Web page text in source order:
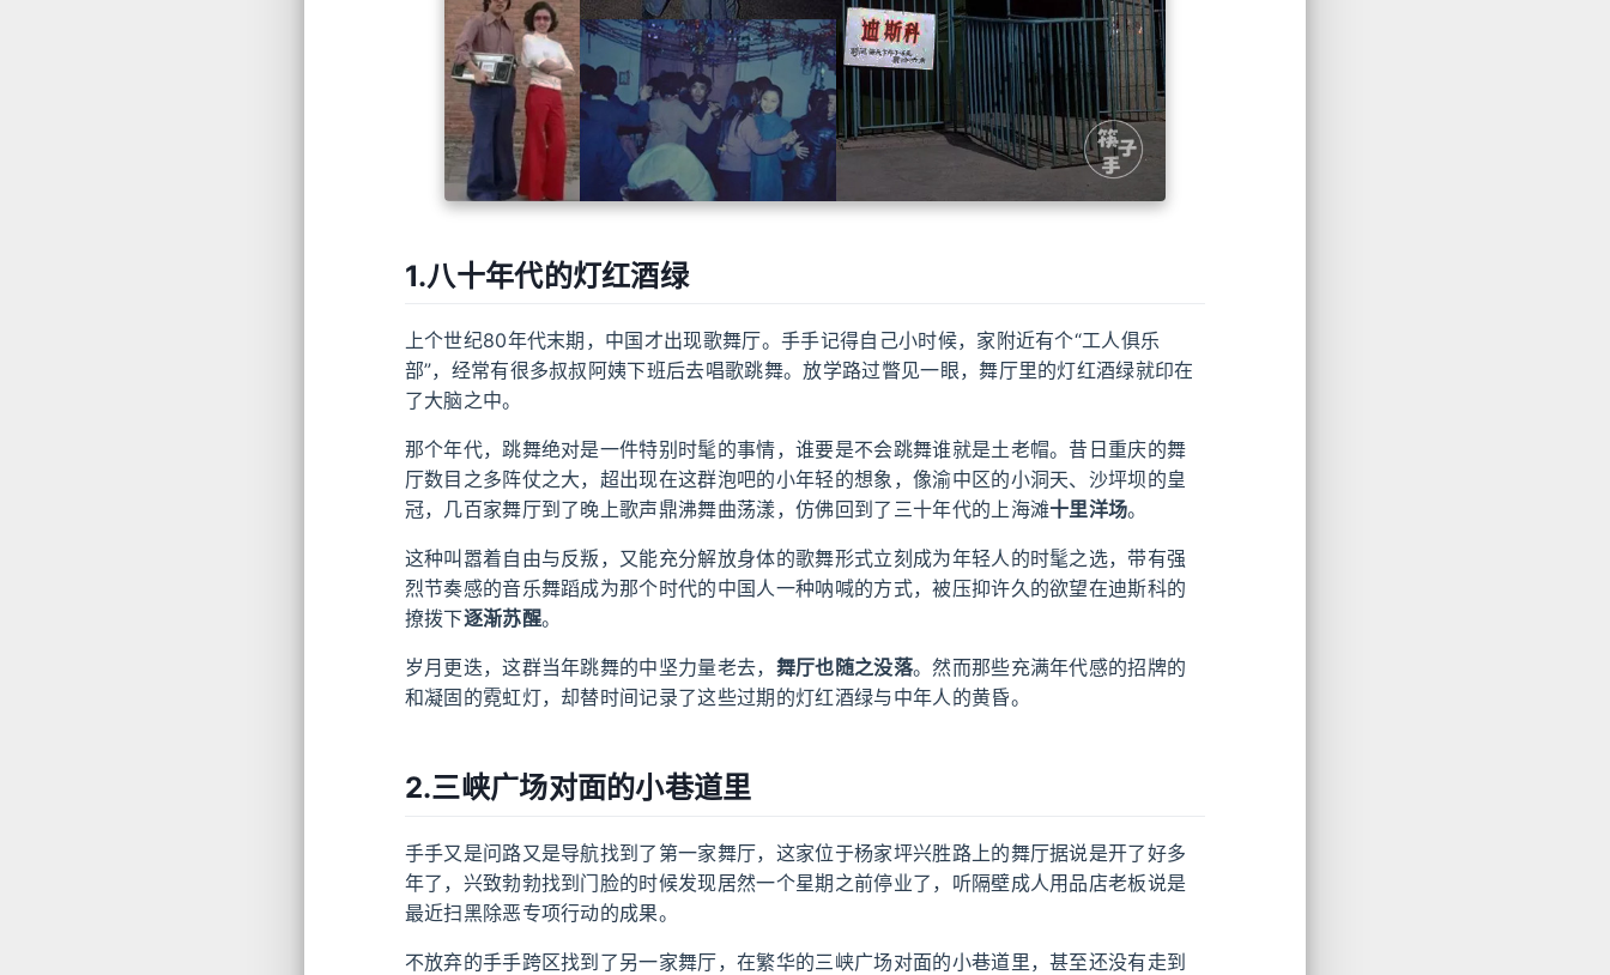
1.八十年代的灯红酒绿
上个世纪80年代末期，中国才出现歌舞厅。手手记得自己小时候，家附近有个“工人俱乐
部”，经常有很多叔叔阿姨下班后去唱歌跳舞。放学路过瞥见一眼，舞厅里的灯红酒绿就印在
了大脑之中。
那个年代，跳舞绝对是一件特别时髦的事情，谁要是不会跳舞谁就是土老帽。昔日重庆的舞
厅数目之多阵仗之大，超出现在这群泡吧的小年轻的想象，像渝中区的小洞天、沙坪坝的皇
冠，几百家舞厅到了晚上歌声鼎沸舞曲荡漾，仿佛回到了三十年代的上海滩十里洋场。
这种叫嚣着自由与反叛，又能充分解放身体的歌舞形式立刻成为年轻人的时髦之选，带有强
烈节奏感的音乐舞蹈成为那个时代的中国人一种呐喊的方式，被压抑许久的欲望在迪斯科的
撩拨下逐渐苏醒。
岁月更迭，这群当年跳舞的中坚力量老去， 舞厅也随之没落。然而那些充满年代感的招牌的
和凝固的霓虹灯，却替时间记录了这些过期的灯红酒绿与中年人的黄昏。
2.三峡广场对面的小巷道里
手手又是问路又是导航找到了第一家舞厅，这家位于杨家坪兴胜路上的舞厅据说是开了好多
年了，兴致勃勃找到门脸的时候发现居然一个星期之前停业了，听隔壁成人用品店老板说是
最近扫黑除恶专项行动的成果。
不放弃的手手跨区找到了另一家舞厅，在繁华的三峡广场对面的小巷道里，甚至还没有走到